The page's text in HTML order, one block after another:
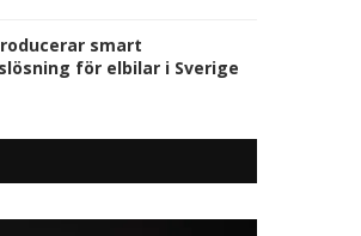
smart
för elbilar i Sverige